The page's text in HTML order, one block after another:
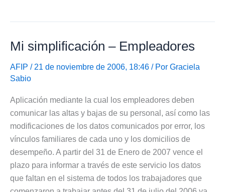
de
AFIP
Mi simplificación – Empleadores
AFIP / 21 de noviembre de 2006, 18:46 / Por Graciela
Sabio
Aplicación mediante la cual los empleadores deben
comunicar las altas y bajas de su personal, así como las
modificaciones de los datos comunicados por error, los
vínculos familiares de cada uno y los domicilios de
desempeño. A partir del 31 de Enero de 2007 vence el
plazo para informar a través de este servicio los datos
que faltan en el sistema de todos los trabajadores que